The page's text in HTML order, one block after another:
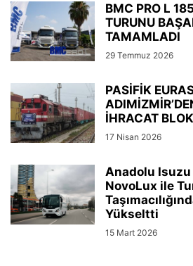
BMC PRO L
TURUNU
TAMAMLADI
29 Temmuz 2026
PASİFİK
İHRACAT
17 Nisan 2026
Anadolu Isuzu
NovoLux ile
Yükseltti
15 Mart 2026